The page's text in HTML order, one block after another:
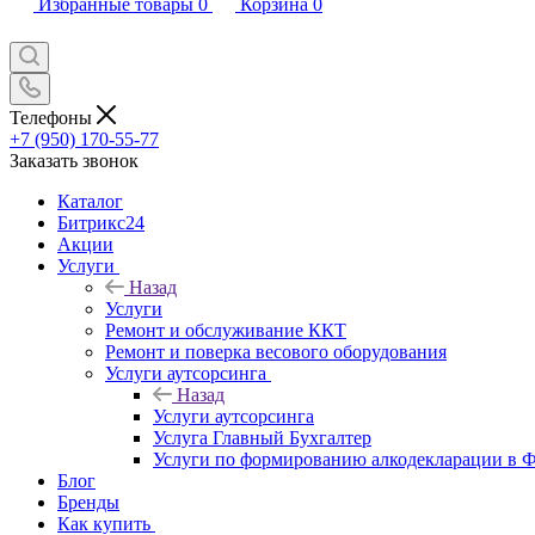
Избранные товары 0 Корзина 0
Телефоны
+7 (950) 170-55-77
Заказать звонок
Каталог
Битрикс24
Акции
Услуги
Назад
Услуги
Ремонт и обслуживание ККТ
Ремонт и поверка весового оборудования
Услуги аутсорсинга
Назад
Услуги аутсорсинга
Услуга Главный Бухгалтер
Услуги по формированию алкодекларации в
Блог
Бренды
Как купить